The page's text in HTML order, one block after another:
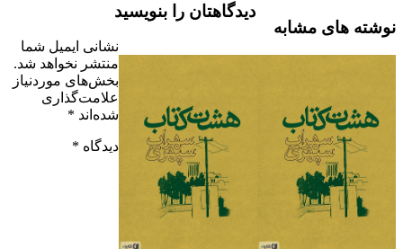
نوشته های مشابه
دیدگاهتان را بنویسید
نشانی ایمیل شما
منتشر نخواهد شد.
بخش‌های موردنیاز
علامت‌گذاری
شده‌اند *
دیدگاه *